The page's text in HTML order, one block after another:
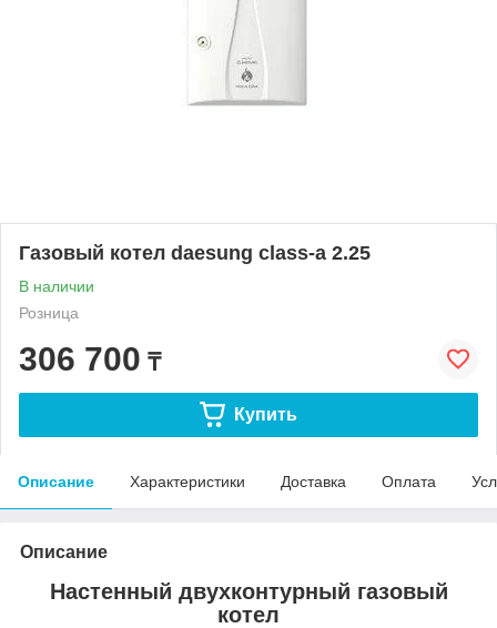
Газовый котел daesung class-a 2.25
В наличии
Розница
306 700 ₸
Купить
Описание Характеристики Доставка Оплата
Описание
Настенный двухконтурный газовый
котел